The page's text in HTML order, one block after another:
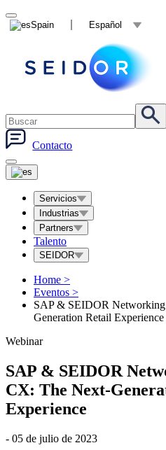
Spain Español
Contacto
Servicios
Industrias
Partners
Talento
SEIDOR
Home >
Eventos >
SAP & SEIDOR
Generation Retail Experience
Webinar
SAP & SEIDOR
CX: The Next-
Experience
- 05 de julio de 2023